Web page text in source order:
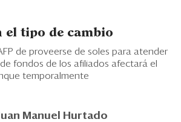
el tipo de cambio
de proveerse de soles para atender
fondos de los afiliados afectará el
temporalmente
Manuel Hurtado